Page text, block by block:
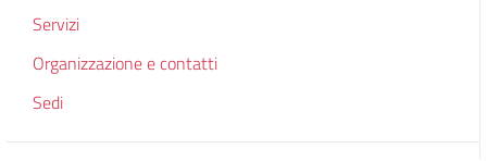
Servizi
Organizzazione e contatti
Sedi